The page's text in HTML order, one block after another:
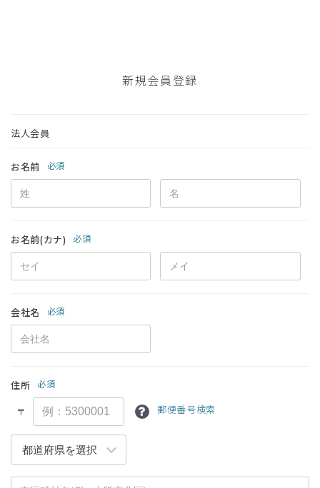
新規会員登録
法人会員
お名前 必須
お名前(カナ) 必須
会社名 必須
住所 必須
〒 郵便番号検索